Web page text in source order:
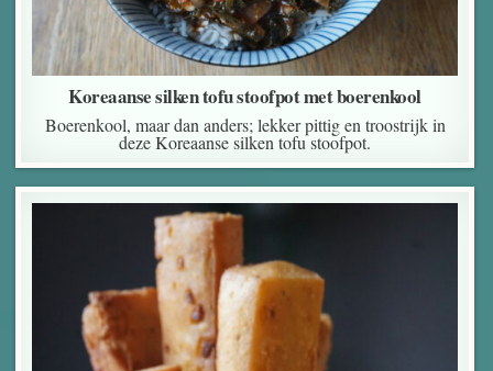
Koreaanse silken tofu stoofpot met boerenkool
Boerenkool, maar dan anders; lekker pittig en troostrijk in
deze Koreaanse silken tofu stoofpot.